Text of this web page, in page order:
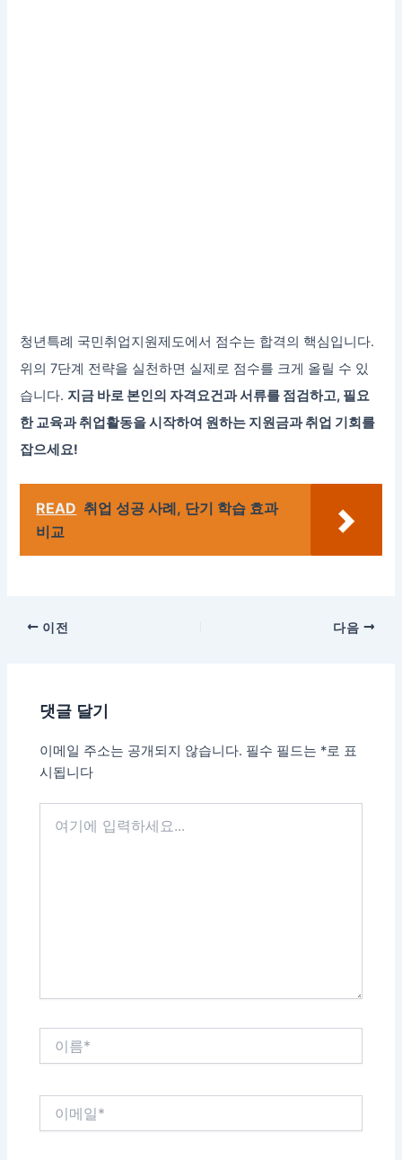
청년특례 국민취업지원제도에서 점수는 합격의 핵심입니다.
위의 7단계 전략을 실천하면 실제로 점수를 크게 올릴 수 있
습니다. 지금 바로 본인의 자격요건과 서류를 점검하고, 필요
한 교육과 취업활동을 시작하여 원하는 지원금과 취업 기회를
잡으세요!
READ 취업 성공 사례, 단기 학습 효과
비교
이전 다음
댓글 달기
이메일 주소는 공개되지 않습니다. 필수 필드는 *로 표
시됩니다